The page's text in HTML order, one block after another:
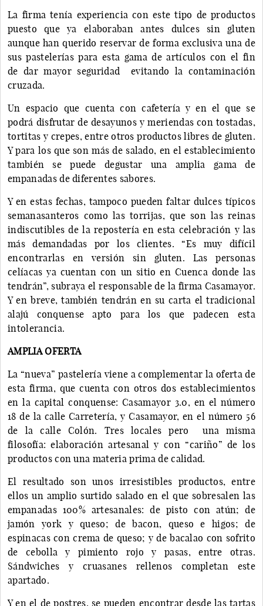
La firma tenía experiencia con este tipo de productos
puesto que ya elaboraban antes dulces sin gluten
aunque han querido reservar de forma exclusiva una de
sus pastelerías para esta gama de artículos con el fin
de dar mayor seguridad evitando la contaminación
cruzada.
Un espacio que cuenta con cafetería y en el que se
podrá disfrutar de desayunos y meriendas con tostadas,
tortitas y crepes, entre otros productos libres de gluten.
Y para los que son más de salado, en el establecimiento
también se puede degustar una amplia gama de
empanadas de diferentes sabores.
Y en estas fechas, tampoco pueden faltar dulces típicos
semanasanteros como las torrijas, que son las reinas
indiscutibles de la repostería en esta celebración y las
más demandadas por los clientes. “Es muy difícil
encontrarlas en versión sin gluten. Las personas
celíacas ya cuentan con un sitio en Cuenca donde las
tendrán”, subraya el responsable de la firma Casamayor.
Y en breve, también tendrán en su carta el tradicional
alajú conquense apto para los que padecen esta
intolerancia.
AMPLIA OFERTA
La “nueva” pastelería viene a complementar la oferta de
esta firma, que cuenta con otros dos establecimientos
en la capital conquense: Casamayor 3.0, en el número
18 de la calle Carretería, y Casamayor, en el número 56
de la calle Colón. Tres locales pero una misma
filosofía: elaboración artesanal y con “cariño” de los
productos con una materia prima de calidad.
El resultado son unos irresistibles productos, entre
ellos un amplio surtido salado en el que sobresalen las
empanadas 100% artesanales: de pisto con atún; de
jamón york y queso; de bacon, queso e higos; de
espinacas con crema de queso; y de bacalao con sofrito
de cebolla y pimiento rojo y pasas, entre otras.
Sándwiches y cruasanes rellenos completan este
apartado.
Y en el de postres, se pueden encontrar desde las tartas